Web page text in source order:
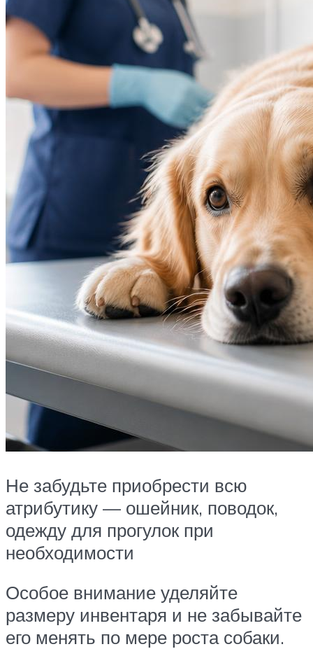
Не забудьте приобрести всю
атрибутику — ошейник, поводок,
одежду для прогулок при
необходимости
Особое внимание уделяйте
размеру инвентаря и не забывайте
его менять по мере роста собаки.